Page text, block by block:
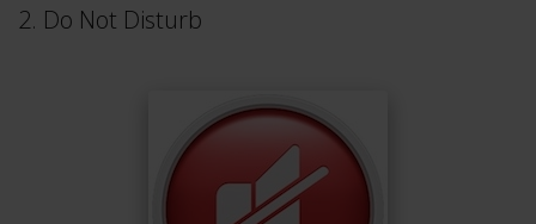
2. Do Not Disturb